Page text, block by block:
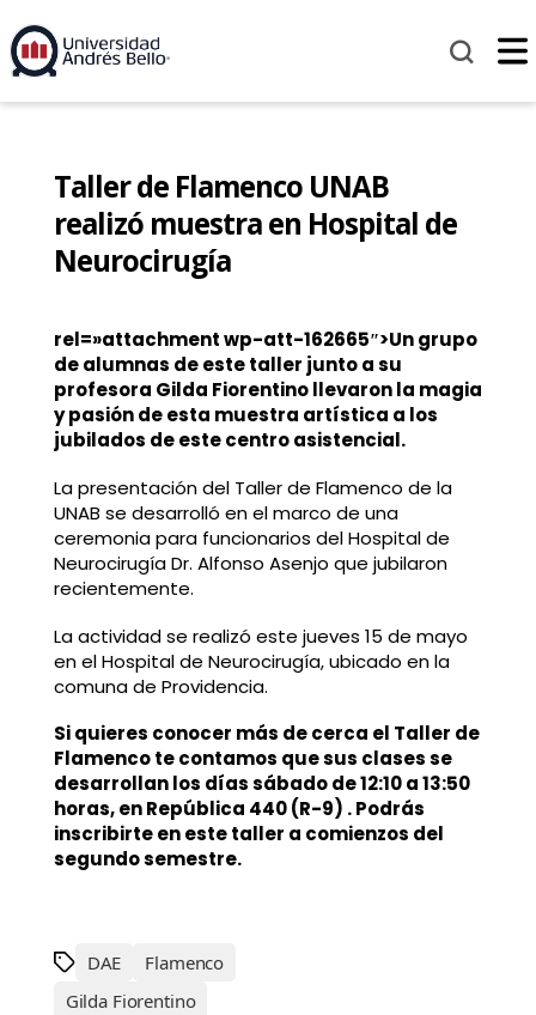
Taller de Flamenco UNAB
realizó muestra en Hospital de
Neurocirugía
rel=»attachment wp-att-162665″>Un grupo
de alumnas de este taller junto a su
profesora Gilda Fiorentino llevaron la magia
y pasión de esta muestra artística a los
jubilados de este centro asistencial.
La presentación del Taller de Flamenco de la
UNAB se desarrolló en el marco de una
ceremonia para funcionarios del Hospital de
Neurocirugía Dr. Alfonso Asenjo que jubilaron
recientemente.
La actividad se realizó este jueves 15 de mayo
en el Hospital de Neurocirugía, ubicado en la
comuna de Providencia.
Si quieres conocer más de cerca el Taller de
Flamenco te contamos que sus clases se
desarrollan los días sábado de 12:10 a 13:50
horas, en República 440 (R-9) . Podrás
inscribirte en este taller a comienzos del
segundo semestre.
DAE
Flamenco
Gilda Fiorentino